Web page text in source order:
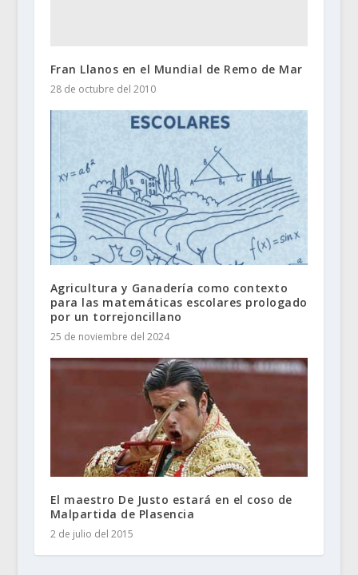
Fran Llanos en el Mundial de Remo de Mar
28 de octubre del 2010
Agricultura y Ganadería como contexto
para las matemáticas escolares prologado
por un torrejoncillano
25 de noviembre del 2024
El maestro De Justo estará en el coso de
Malpartida de Plasencia
2 de julio del 2015